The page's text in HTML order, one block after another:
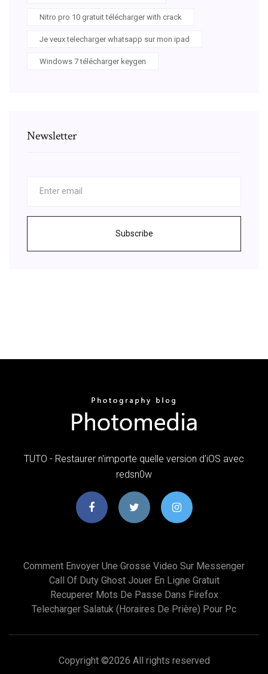
Nitro pro 10 gratuit télécharger with crack
Je veux telecharger whatsapp sur mon ipad
Windows 7 télécharger keygen
Newsletter
Subscribe
TUTO - Restaurer n'importe quelle version d'iOS avec
redsn0w
Comment Envoyer Une Grosse Video Sur Messenger
Call Of Duty Ghost Jouer En Ligne Gratuit
Recuperer Mots De Passe Dans Firefox
Telecharger Salatuk (horaires De Prière) Pour Pc
Copyright ©2026 All rights reserved